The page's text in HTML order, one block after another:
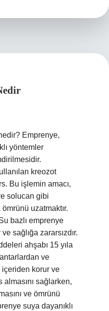
Emprenye,
yöntemler
kreozot
Bu işlemin amacı,
solucan gibi
uzatmaktır.
bazlı emprenye
sağlığa zararsızdır.
ahşabı 15 yıla
ve
içeriden korur ve
sağlarken,
ve ömrünü
suya dayanıklı